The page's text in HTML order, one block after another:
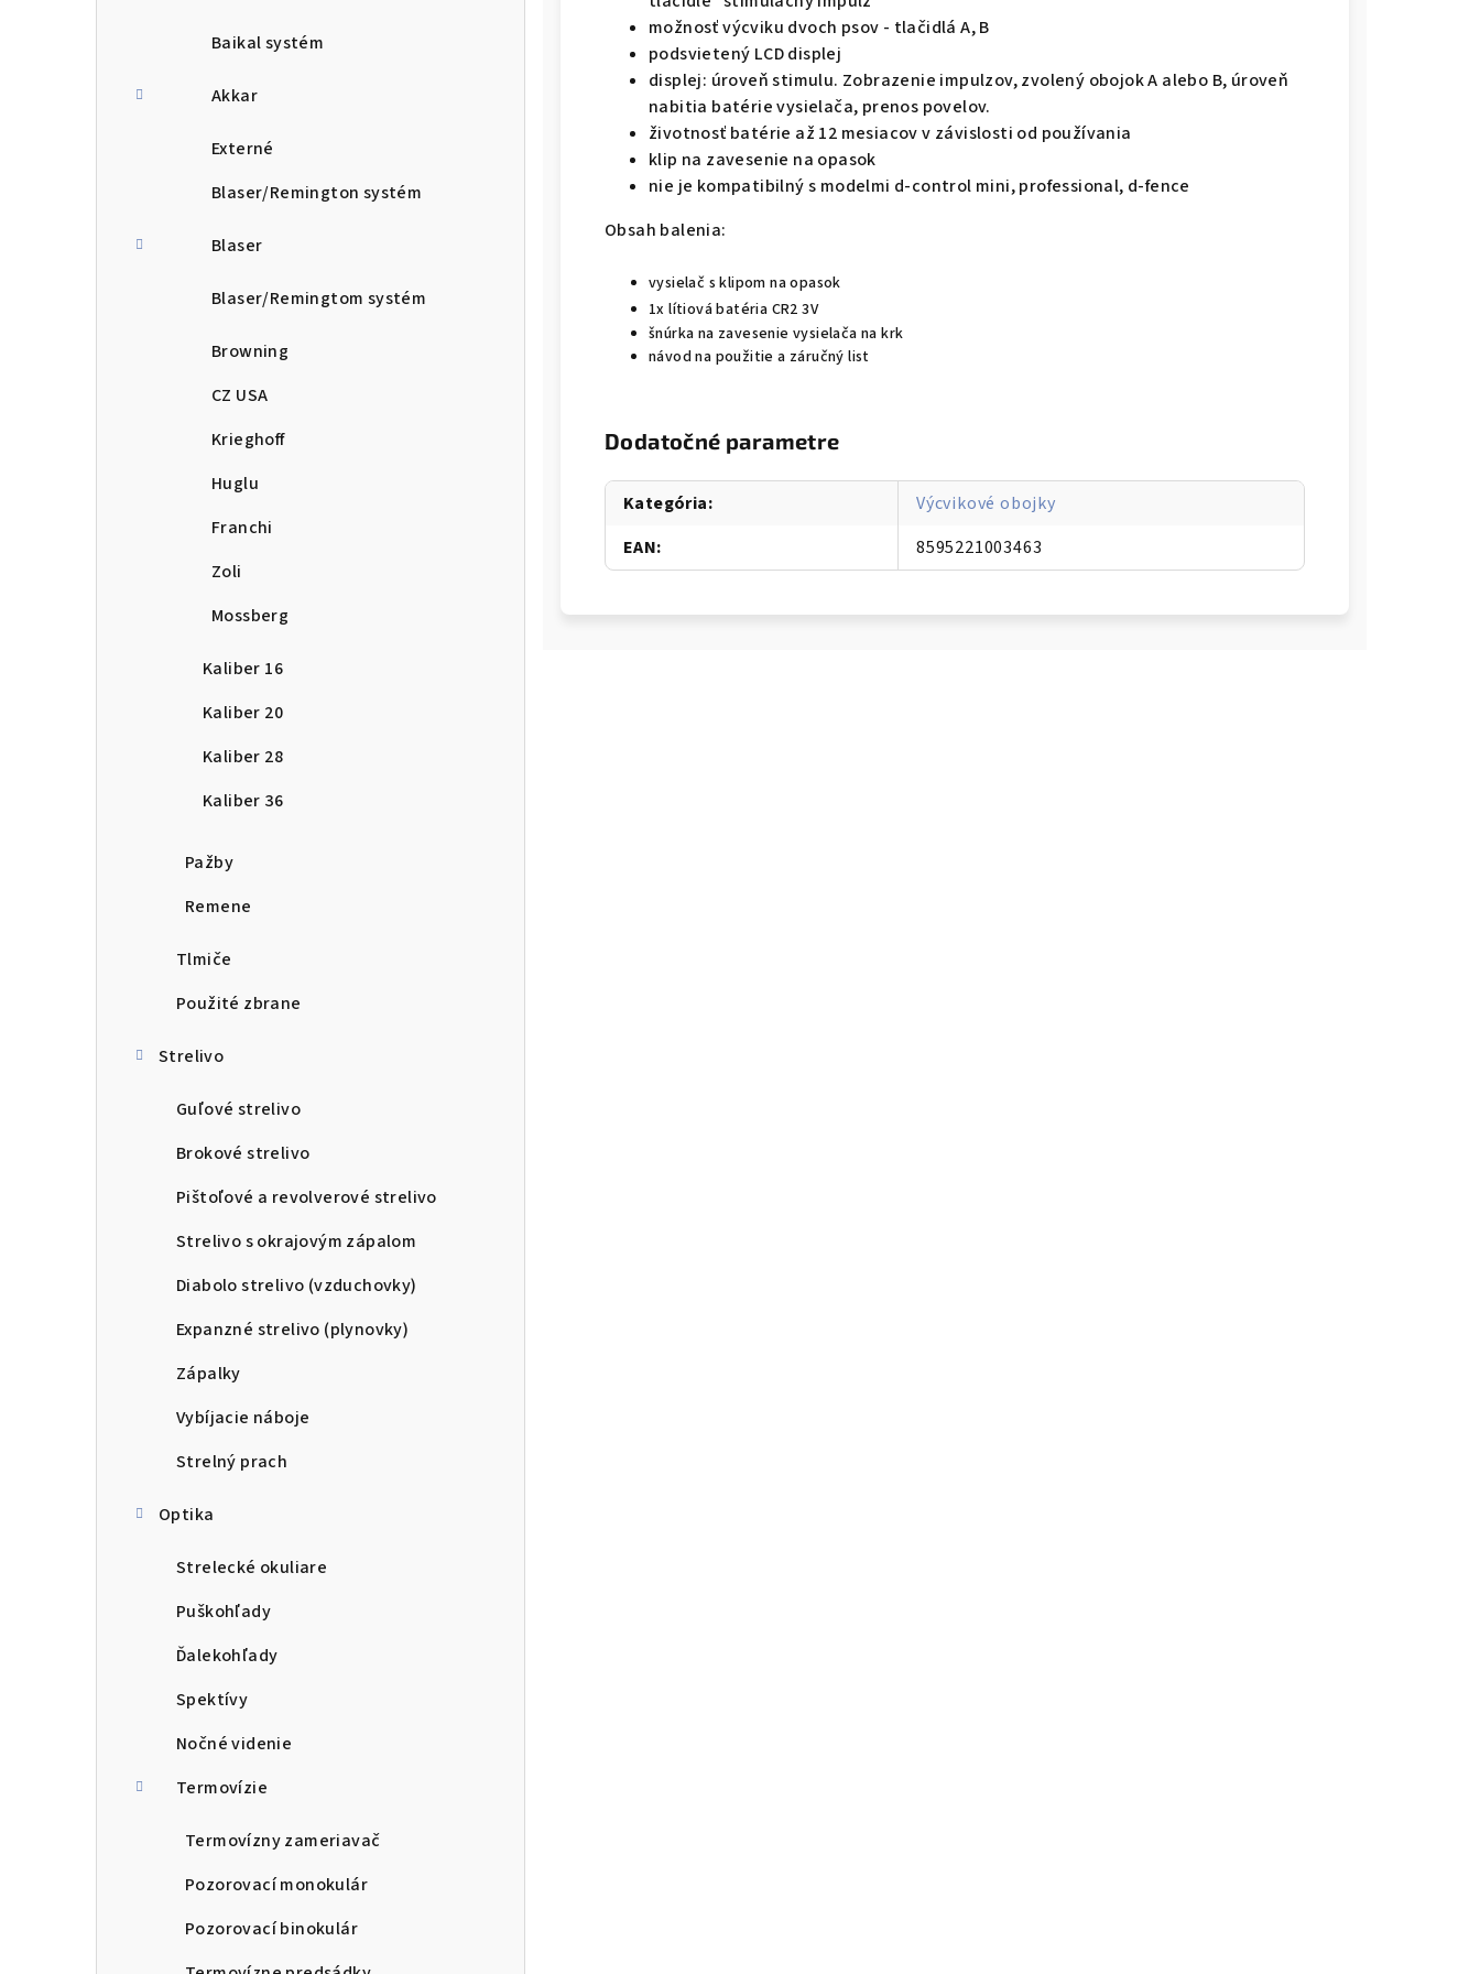
Baikal systém
Akkar
Externé
Blaser/Remington systém
Blaser
Blaser/Remingtom systém
Browning
CZ USA
Krieghoff
Huglu
Franchi
Zoli
Mossberg
Kaliber 16
Kaliber 20
Kaliber 28
Kaliber 36
Pažby
Remene
Tlmiče
Použité zbrane
Strelivo
Guľové strelivo
Brokové strelivo
Pištoľové a revolverové strelivo
Strelivo s okrajovým zápalom
Diabolo strelivo (vzduchovky)
Expanzné strelivo (plynovky)
Zápalky
Vybíjacie náboje
Strelný prach
Optika
Strelecké okuliare
Puškohľady
Ďalekohľady
Spektívy
Nočné videnie
Termovízie
Termovízny zameriavač
Pozorovací monokulár
Pozorovací binokulár
možnosť výcviku dvoch psov - tlačidlá A, B
podsvietený LCD displej
displej: úroveň stimulu. Zobrazenie impulzov, zvolený obojok A alebo B, úroveň
nabitia batérie vysielača, prenos povelov.
životnosť batérie až 12 mesiacov v závislosti od používania
klip na zavesenie na opasok
nie je kompatibilný s modelmi d-control mini, professional, d-fence
Obsah balenia:
vysielač s klipom na opasok
1x lítiová batéria CR2 3V
šnúrka na zavesenie vysielača na krk
návod na použitie a záručný list
Dodatočné parametre
Kategória:
Výcvikové obojky
EAN: 8595221003463